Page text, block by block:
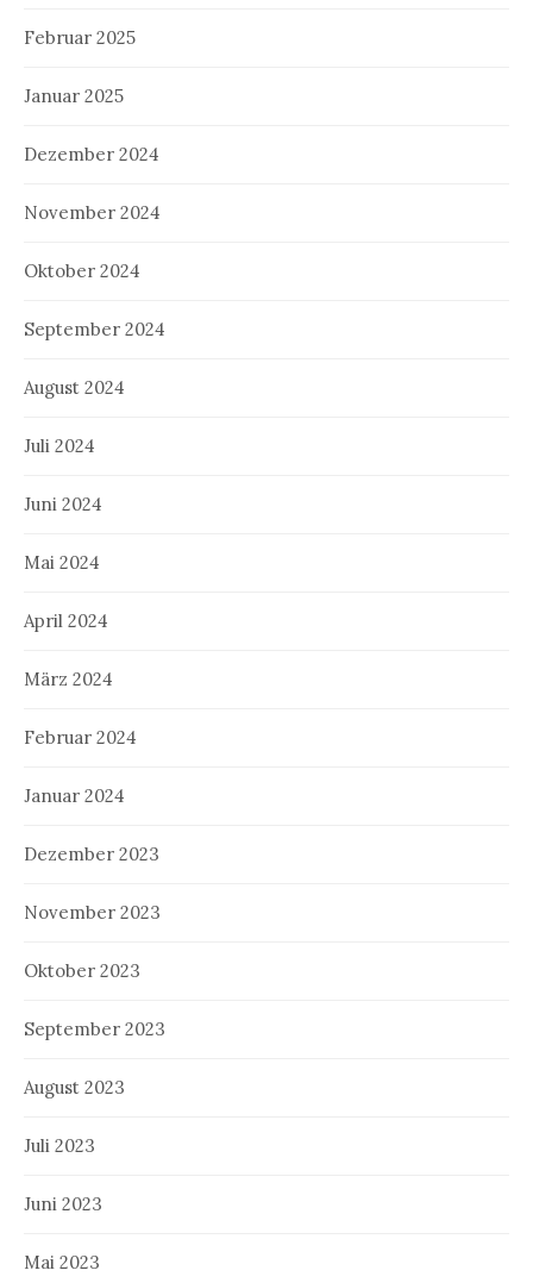
Februar 2025
Januar 2025
Dezember 2024
November 2024
Oktober 2024
September 2024
August 2024
Juli 2024
Juni 2024
Mai 2024
April 2024
März 2024
Februar 2024
Januar 2024
Dezember 2023
November 2023
Oktober 2023
September 2023
August 2023
Juli 2023
Juni 2023
Mai 2023